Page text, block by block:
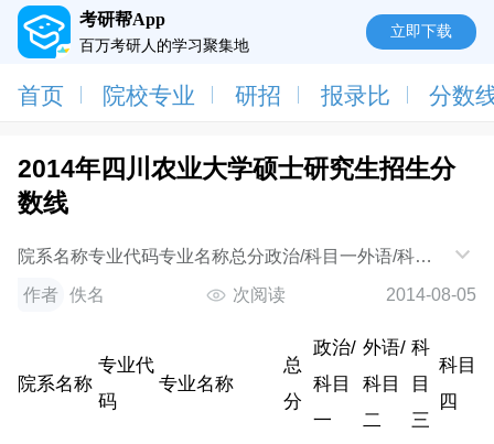
考研帮App
百万考研人的学习聚集地
立即下载
首页 院校专业 研招 报录比 分数
2014年四川农业大学硕士研究生招生分
数线
院系名称专业代码专业名称总分政治/科目一外语/科目
二科目三科目四资源环境学院095112（专业硕士）农业
信息化25534345151林学院090706园林植物与观赏园
作者 佚名 次阅读 2014-08-05
院系名称
专业代
码
专业名称
总
分
政治/
科目
一
外语/
科目
二
科
目
三
科目
四